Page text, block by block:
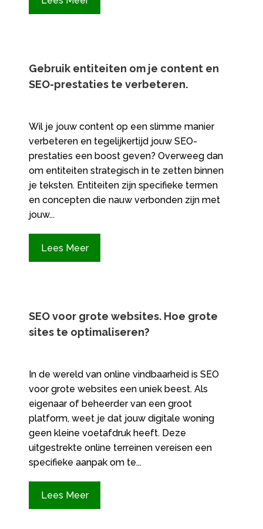
Gebruik entiteiten om je content en
SEO-prestaties te verbeteren.​
Wil je jouw content op een slimme manier
verbeteren en tegelijkertijd jouw SEO-
prestaties een boost geven? Overweeg dan
om entiteiten strategisch in te zetten binnen
je teksten. Entiteiten zijn specifieke termen
en concepten die nauw verbonden zijn met
jouw...
Lees Meer
SEO voor grote websites.​ Hoe grote
sites te optimaliseren?
In de wereld van online vindbaarheid is SEO
voor grote websites een uniek beest.​ Als
eigenaar of beheerder van een groot
platform, weet je dat jouw digitale woning
geen kleine voetafdruk heeft.​ Deze
uitgestrekte online terreinen vereisen een
specifieke aanpak om te...
Lees Meer